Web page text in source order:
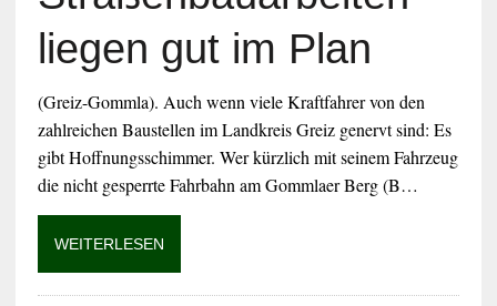
liegen gut im Plan
(Greiz-Gommla). Auch wenn viele Kraftfahrer von den
zahlreichen Baustellen im Landkreis Greiz genervt sind: Es
gibt Hoffnungsschimmer. Wer kürzlich mit seinem Fahrzeug
die nicht gesperrte Fahrbahn am Gommlaer Berg (B…
WEITERLESEN